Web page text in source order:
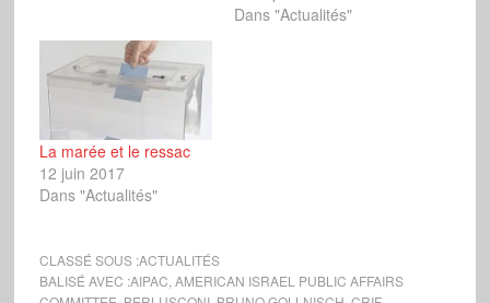
Dans "Actualités"
La marée et le ressac
12 juin 2017
Dans "Actualités"
CLASSÉ SOUS :ACTUALITÉS
BALISÉ AVEC :AIPAC AMERICAN ISRAEL PUBLIC AFFAIRS